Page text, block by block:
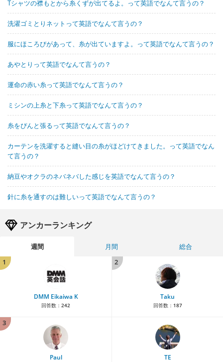
Tシャツの襟もとから糸くずが出てるよ。って英語でなんて言うの？
洗濯ゴミとりネットって英語でなんて言うの？
服にほころびがあって、糸が出ていますよ。って英語でなんて言うの？
あやとりって英語でなんて言うの？
運命の赤い糸って英語でなんて言うの？
ミシンの上糸と下糸って英語でなんて言うの？
糸をぴんと張るって英語でなんて言うの？
カーテンを洗濯すると縫い目の糸がほどけてきました。って英語でなん
て言うの？
納豆やオクラのネバネバした感じを英語でなんて言うの？
針に糸を通すのは難しいって英語でなんて言うの？
アンカーランキング
週間 月間
総合
1
DMM Eikaiwa K
回答数： 242
2
Taku
回答数： 187
3
Paul TE